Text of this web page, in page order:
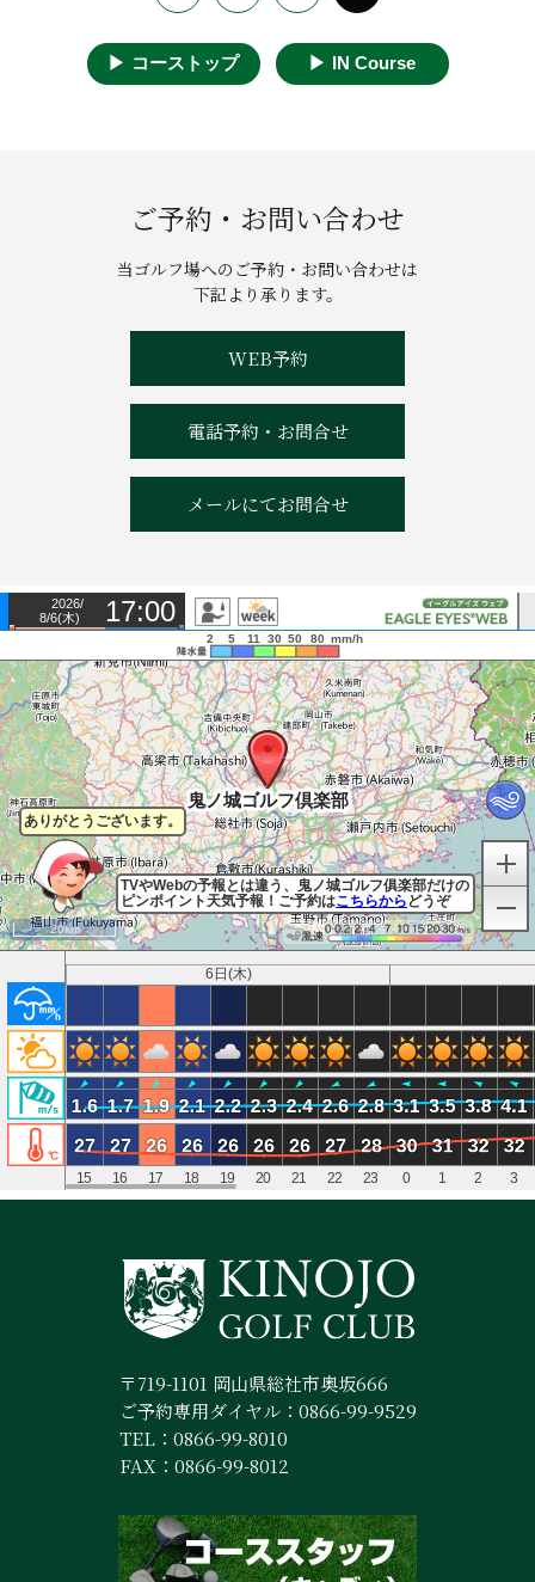
▶︎ コーストップ ▶︎ IN Course
ご予約・お問い合わせ
当ゴルフ場へのご予約・お問い合わせは
下記より承ります。
WEB予約
電話予約・お問合せ
メールにてお問合せ
〒719-1101 岡山県総社市奥坂666
ご予約専用ダイヤル： 0866-99-9529
TEL： 0866-99-8010
FAX：0866-99-8012